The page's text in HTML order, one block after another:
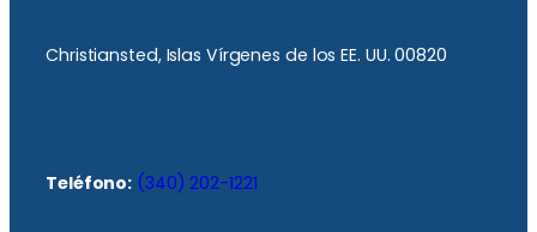
Christiansted, Islas Vírgenes de los EE. UU. 00820
Teléfono: (340) 202-1221